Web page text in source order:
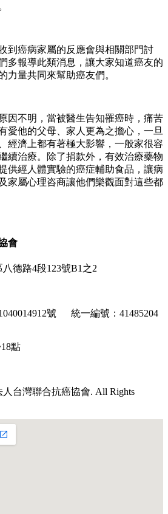
到癌病家屬的反應會與相關部門討
多報導此類消息，讓大家知道癌友的
力量共同來幫助癌友們。
因不明，當被醫生告知罹癌時，痛苦
愛他的父母、家人更為之擔心，一旦
經濟上都有著極大影響，一般家很容
續治療。除了捐款外，有效治療藥物
供經人體實驗的癌症輔助食品，讓病
家屬心理咨商讓他們樂觀面對這些都
會
德路4段123號B1之2
號 統一編號：41485204
點
人台灣聯合抗癌協會. All Rights